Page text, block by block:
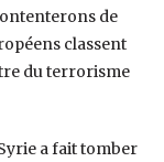
de
classent
du terrorisme
a fait tomber